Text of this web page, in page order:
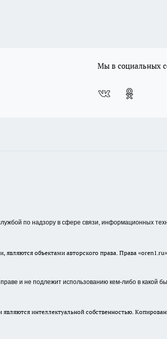
Мы в социальных
по надзору в сфере связи, информационных
объектами авторского права. Права
и не подлежит использованию кем-либо в какой
интеллектуальной собственностью.